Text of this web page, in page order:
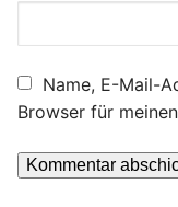
Name, E-Mail-
Browser für